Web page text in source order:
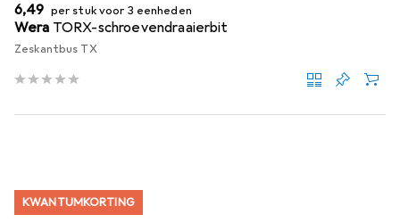
EUR
6,49 per stuk voor 3 eenheden
Wera TORX-schroevendraaierbit
Zeskantbus TX
KWANTUMKORTING